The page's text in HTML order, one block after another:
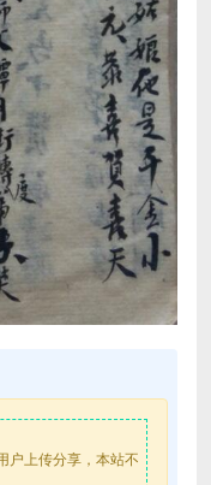
户上传分享，本站不